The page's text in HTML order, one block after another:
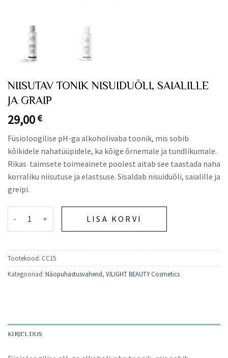
NIISUTAV TONIK NISUIDUÕLI, SAIALILLE
JA GRAIP
29,00 €
Füsioloogilise pH-ga alkoholivaba toonik, mis sobib
kõikidele nahatüüpidele, ka kõige õrnemale ja tundlikumale.
Rikas taimsete toimeainete poolest aitab see taastada naha
korraliku niisutuse ja elastsuse. Sisaldab nisuiduõli, saialille ja
greipi.
LISA KORVI
Tootekood: CC15
Kategooriad: Näopuhastusvahend, VILIGHT BEAUTY Cosmetics
KIRJELDUS